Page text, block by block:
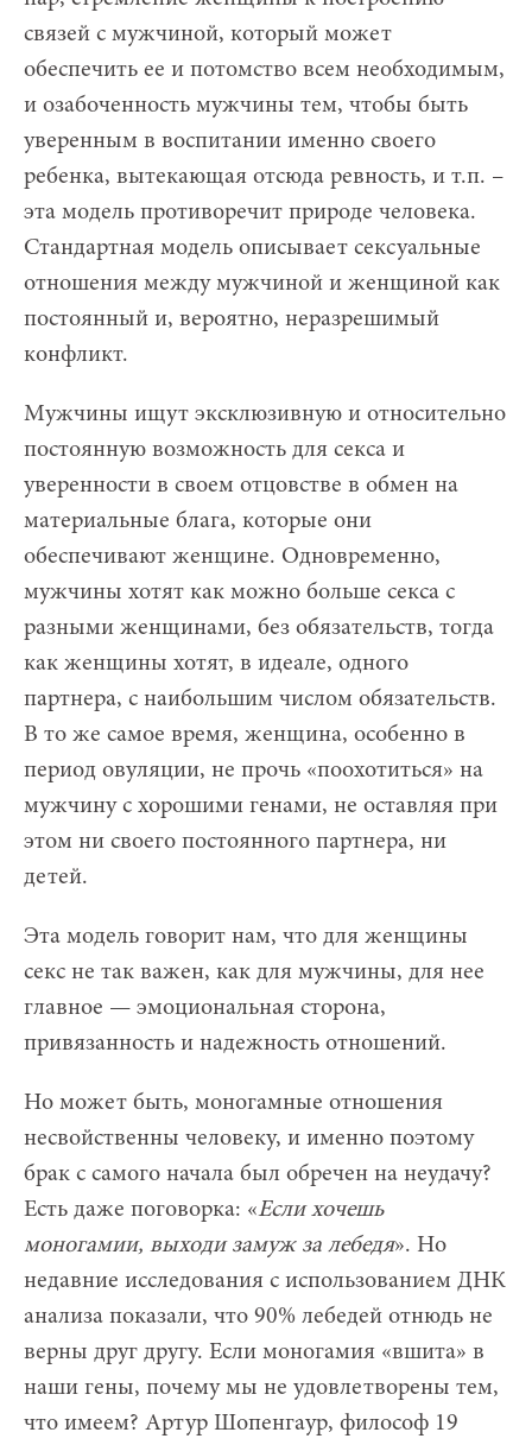
связей с мужчиной, который может
обеспечить ее и потомство всем необходимым,
и озабоченность мужчины тем, чтобы быть
уверенным в воспитании именно своего
ребенка, вытекающая отсюда ревность, и т.п. –
эта модель противоречит природе человека.
Стандартная модель описывает сексуальные
отношения между мужчиной и женщиной как
постоянный и, вероятно, неразрешимый
конфликт.
Мужчины ищут эксклюзивную и относительно
постоянную возможность для секса и
уверенности в своем отцовстве в обмен на
материальные блага, которые они
обеспечивают женщине. Одновременно,
мужчины хотят как можно больше секса с
разными женщинами, без обязательств, тогда
как женщины хотят, в идеале, одного
партнера, с наибольшим числом обязательств.
В то же самое время, женщина, особенно в
период овуляции, не прочь «поохотиться» на
мужчину с хорошими генами, не оставляя при
этом ни своего постоянного партнера, ни
детей.
Эта модель говорит нам, что для женщины
секс не так важен, как для мужчины, для нее
главное — эмоциональная сторона,
привязанность и надежность отношений.
Но может быть, моногамные отношения
несвойственны человеку, и именно поэтому
брак с самого начала был обречен на неудачу?
Есть даже поговорка: «Если хочешь
моногамии, выходи замуж за лебедя». Но
недавние исследования с использованием ДНК
анализа показали, что 90% лебедей отнюдь не
верны друг другу. Если моногамия «вшита» в
наши гены, почему мы не удовлетворены тем,
что имеем? Артур Шопенгаур, философ 19